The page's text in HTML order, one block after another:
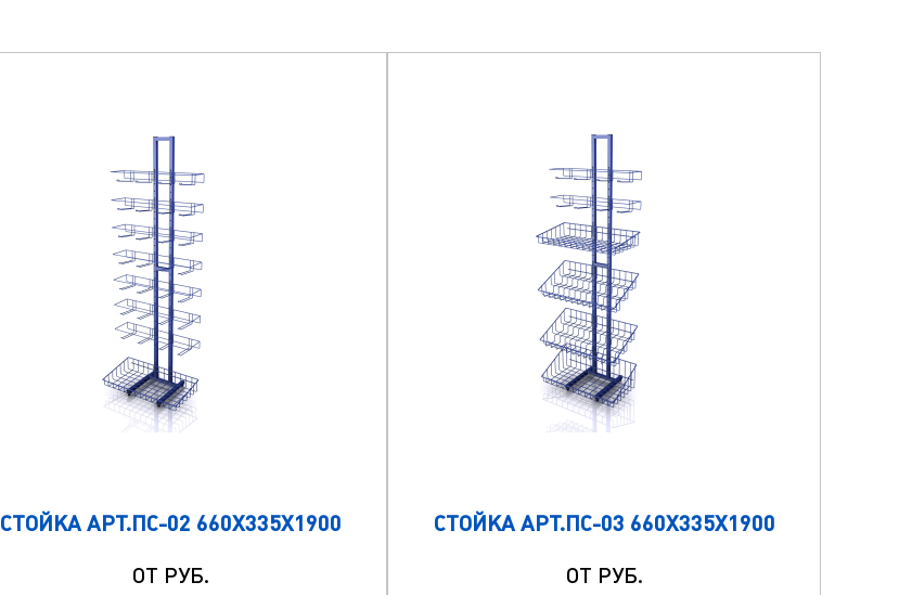
СТОЙКА АРТ.ПС-02 660Х335Х1900
ОТ РУБ.
СТОЙКА АРТ.ПС-03 660Х335Х1900
ОТ РУБ.